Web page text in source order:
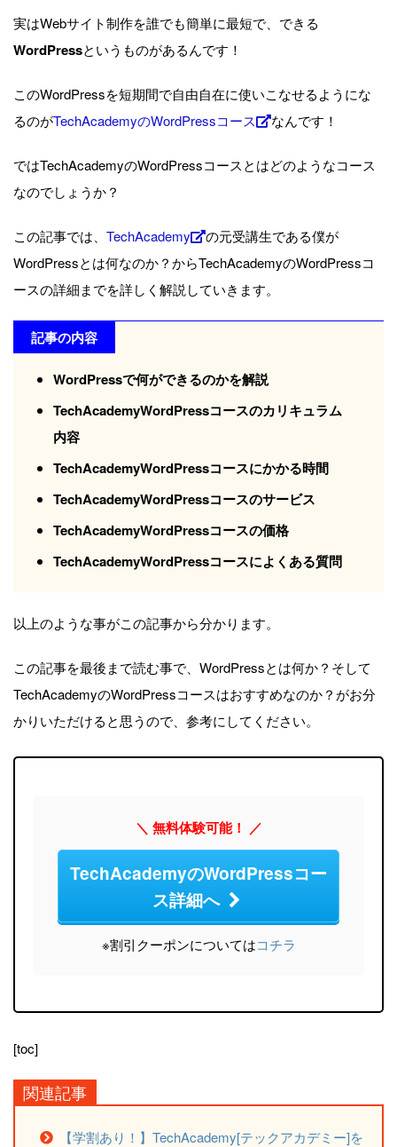
実はWebサイト制作を誰でも簡単に最短で、できる
WordPressというものがあるんです！
このWordPressを短期間で自由自在に使いこなせるようにな
るのがTechAcademyのWordPressコース なんです！
ではTechAcademyのWordPressコースとはどのようなコース
なのでしょうか？
この記事では、 TechAcademy
の元受講生である僕が
WordPressとは何なのか？からTechAcademyのWordPressコ
ースの詳細までを詳しく解説していきます。
記事の内容
WordPressで何ができるのかを解説
TechAcademyWordPressコースのカリキュラム
内容
TechAcademyWordPressコースにかかる時間
TechAcademyWordPressコースのサービス
TechAcademyWordPressコースの価格
TechAcademyWordPressコースによくある質問
以上のような事がこの記事から分かります。
この記事を最後まで読む事で、WordPressとは何か？そして
TechAcademyのWordPressコースはおすすめなのか？がお分
かりいただけると思うので、参考にしてください。
＼ 無料体験可能！ ／
TechAcademyのWordPressコー
ス詳細へ
※割引クーポンについてはコチラ
[toc]
関連記事
【学割あり！】TechAcademy[テックアカデミー]を